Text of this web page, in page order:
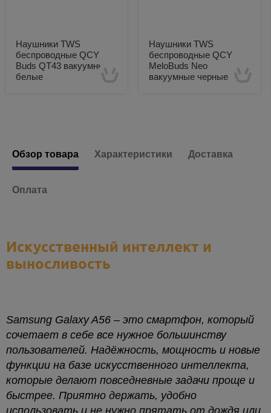
Наушники TWS
беспроводные QCY
Buds QT43 вакуумные
белые
Наушники TWS
беспроводные QCY
MeloBuds Neo
вакуумные черные
Обзор товара Характеристики Доставка
Оплата
Искусственный интеллект и
выносливость
Samsung Galaxy A56 – это смартфон, который
сочетает в себе все нужное большинству
пользователей. Надёжность, мощность и новые
функции на базе искусственного интеллекта,
которые делают повседневные задачи проще и
быстрее. Приятно держать, удобно
использовать и не нужно прятать от дождя или